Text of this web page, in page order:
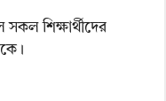
শিক্ষার্থীদের